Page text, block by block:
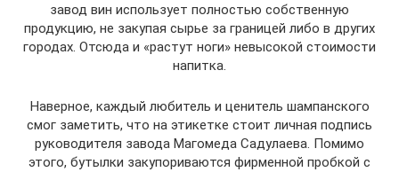
завод вин использует полностью собственную
продукцию, не закупая сырье за границей либо в других
городах. Отсюда и «растут ноги» невысокой стоимости
напитка.
Наверное, каждый любитель и ценитель шампанского
смог заметить, что на этикетке стоит личная подпись
руководителя завода Магомеда Садулаева. Помимо
этого, бутылки закупориваются фирменной пробкой с